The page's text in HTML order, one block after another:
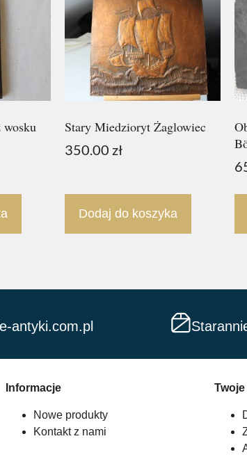
Stary Miedzioryt Żaglowiec
350.00 zł
Dodaj do koszyka
antyki.com.pl
Informacje
Nowe produkty
Kontakt z nami